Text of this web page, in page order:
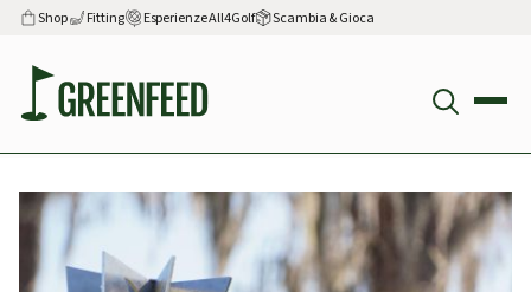
Shop Fitting Esperienze All4Golf Scambia & Gioca